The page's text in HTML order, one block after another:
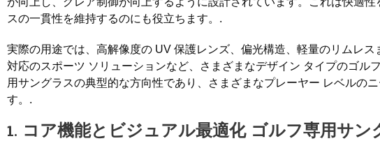
スの一貫性を維持するのにも役立ちます。.
実際の用途では、高解像度の UV 保護レンズ、偏光構造、軽量のリムレ
対応のスポーツ ソリューションなど、さまざまなデザイン タイプのゴル
用サングラスの典型的な方向性であり、さまざまなプレーヤー レベルの
す。.
1. コア機能とビジュアル最適化 ゴルフ専用サン